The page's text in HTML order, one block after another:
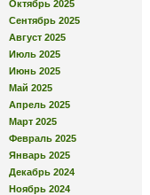
Октябрь 2025
Сентябрь 2025
Август 2025
Июль 2025
Июнь 2025
Май 2025
Апрель 2025
Март 2025
Февраль 2025
Январь 2025
Декабрь 2024
Ноябрь 2024